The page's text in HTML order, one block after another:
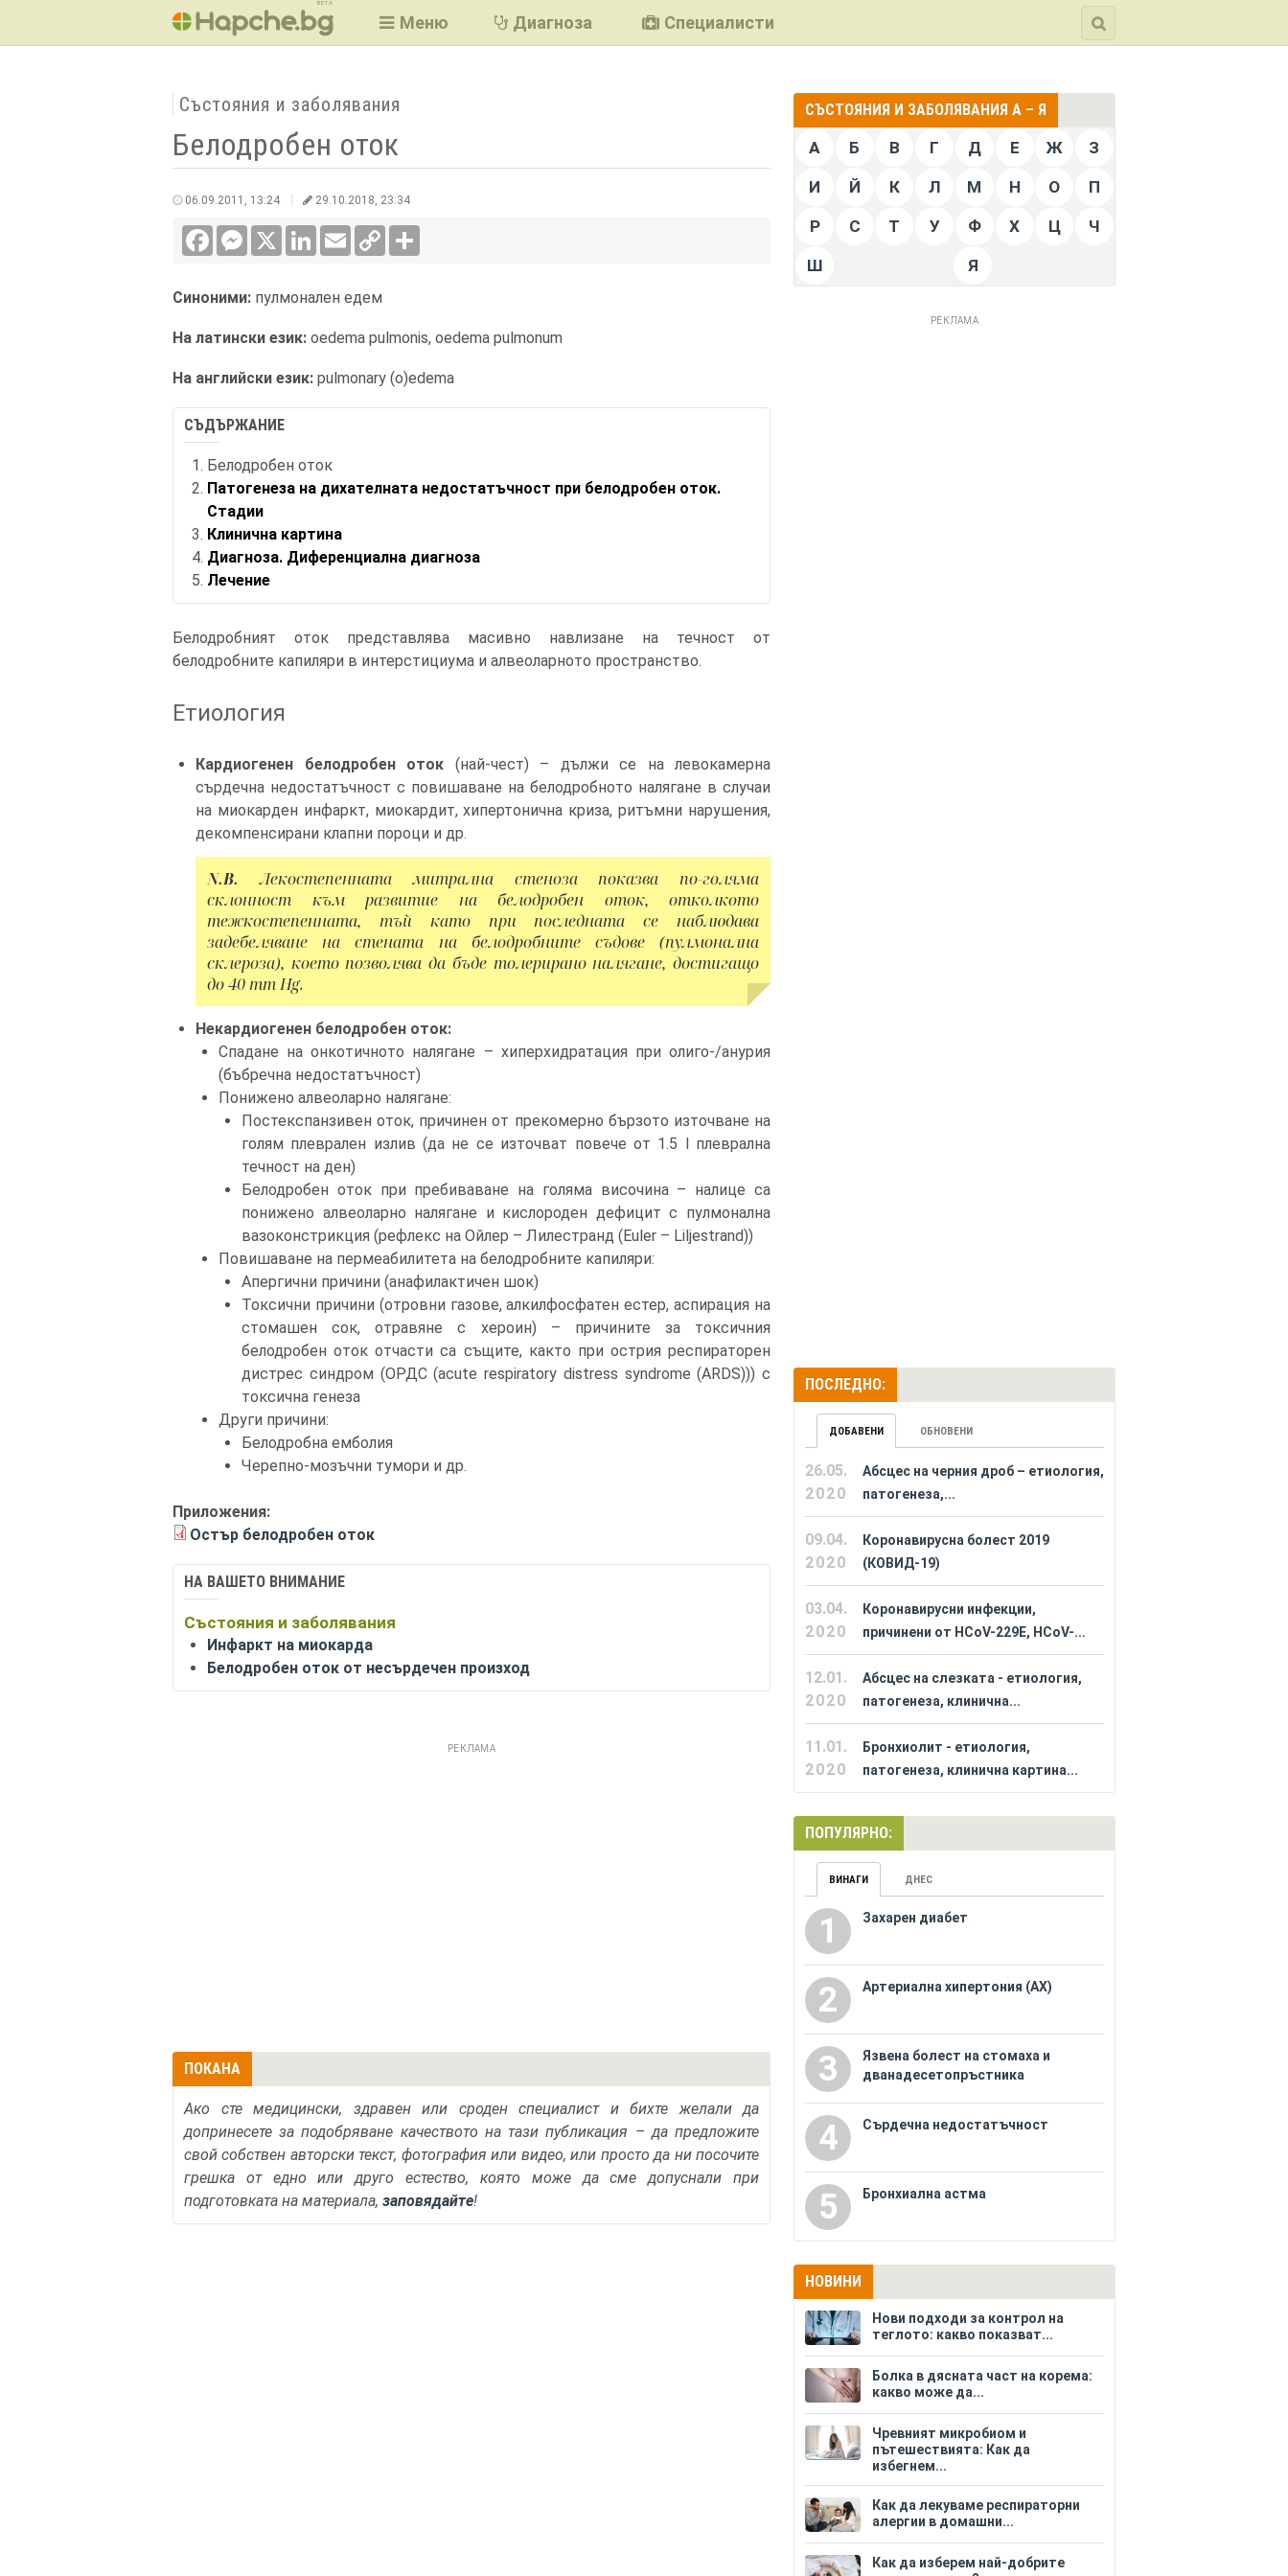
BETA
Меню Диагноза Специалисти
Състояния и заболявания
Белодробен оток
06.09.2011, 13:24 29.10.2018, 23:34
FacebookMessenger LinkedInEmail
Copy
Link
Синоними: пулмонален едем
На латински език: oedema pulmonis, oedema pulmonum
На английски език: pulmonary (o)edema
СЪДЪРЖАНИЕ
Белодробен оток
Патогенеза на дихателната недостатъчност при белодробен оток.
Стадии
Клинична картина
Диагноза. Диференциална диагноза
Лечение
Белодробният оток представлява масивно навлизане на течност от
белодробните капиляри в интерстициума и алвеоларното пространство.
Етиология
Кардиогенен белодробен оток (най-чест) – дължи се на левокамерна
сърдечна недостатъчност с повишаване на белодробното налягане в случаи
на миокарден инфаркт, миокардит, хипертонична криза, ритъмни нарушения,
декомпенсирани клапни пороци и др.
N.B. Лекостепенната митрална стеноза показва по-голяма
склонност към развитие на белодробен оток, отколкото
тежкостепенната, тъй като при последната се наблюдава
задебеляване на стената на белодробните съдове (пулмонална
склероза), което позволява да бъде толерирано налягане, достигащо
до 40 mm Hg.
Некардиогенен белодробен оток:
Спадане на онкотичното налягане – хиперхидратация при олиго-/анурия
(бъбречна недостатъчност)
Понижено алвеоларно налягане:
Постекспанзивен оток, причинен от прекомерно бързото източване на
голям плеврален излив (да не се източват повече от 1.5 l плеврална
течност на ден)
Белодробен оток при пребиваване на голяма височина – налице са
понижено алвеоларно налягане и кислороден дефицит с пулмонална
вазоконстрикция (рефлекс на Ойлер – Лилестранд (Euler – Liljestrand))
Повишаване на пермеабилитета на белодробните капиляри:
Апергични причини (анафилактичен шок)
Токсични причини (отровни газове, алкилфосфатен естер, аспирация на
стомашен сок, отравяне с хероин) – причините за токсичния
белодробен оток отчасти са същите, както при острия респираторен
дистрес синдром (ОРДС (acute respiratory distress syndrome (ARDS))) с
токсична генеза
Други причини:
Белодробна емболия
Черепно-мозъчни тумори и др.
Приложения:
Остър белодробен оток
НА ВАШЕТО ВНИМАНИЕ
Състояния и заболявания
Инфаркт на миокарда
Белодробен оток от несърдечен произход
РЕКЛАМА
ПОКАНА
Ако сте медицински, здравен или сроден специалист и бихте желали да
допринесете за подобряване качеството на тази публикация – да предложите
свой собствен авторски текст, фотография или видео, или просто да ни посочите
грешка от едно или друго естество, която може да сме допуснали при
подготовката на материала, заповядайте!
СЪСТОЯНИЯ И ЗАБОЛЯВАНИЯ А – Я
А Б В Г Д Е Ж З
И Й К Л М Н О П
Р С Т У Ф Х Ц Ч
Ш Я
РЕКЛАМА
ПОСЛЕДНО:
ДОБАВЕНИ ОБНОВЕНИ
26.05.
2020
Абсцес на черния дроб – етиология,
патогенеза,...
09.04.
2020
Коронавирусна болест 2019
(КОВИД-19)
03.04.
2020
Коронавирусни инфекции,
причинени от HCoV-229E, HCoV-...
12.01.
2020
Абсцес на слезката - етиология,
патогенеза, клинична...
11.01.
2020
Бронхиолит - етиология,
патогенеза, клинична картина...
ПОПУЛЯРНО:
ВИНАГИ ДНЕС
1 Захарен диабет
2 Артериална хипертония (АХ)
3
Язвена болест на стомаха и
дванадесетопръстника
4 Сърдечна недостатъчност
5 Бронхиална астма
НОВИНИ
Нови подходи за контрол на
теглото: какво показват...
Болка в дясната част на корема:
какво може да...
Чревният микробиом и
пътешествията: Как да
избегнем...
Как да лекуваме респираторни
алергии в домашни...
Как да изберем най-добрите